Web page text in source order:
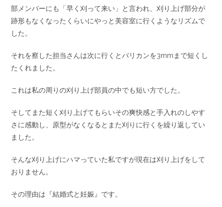
部メンバーにも「早く刈って来い」と言われ、刈り上げ部分が
跡形もなくなったくらいにやっと美容室に行くようなリズムで
した。
それを察した担当さんは次に行くとバリカンを3mmまで短くし
たくれました。
これは私の周りの刈り上げ部員の中でも短い方でした。
そしてまた短く刈り上げてもらいその爽快感と手入れのしやす
さに感動し、原型がなくなるとまた刈りに行くを繰り返してい
ました。
そんな刈り上げにハマっていた私ですが現在は刈り上げをして
おりません。
その理由は『結婚式と妊娠』です。